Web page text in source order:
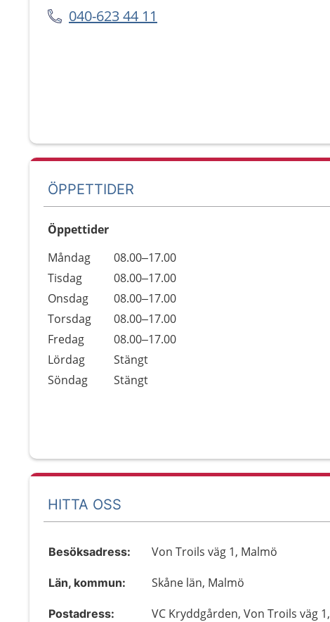
040-623 44 11
ÖPPETTIDER
Öppettider
Dag
Öppettider
Kommentarer
Måndag
08.00–17.00
Tisdag
08.00–17.00
Onsdag
08.00–17.00
Torsdag
08.00–17.00
Fredag
08.00–17.00
Lördag
Stängt
Söndag
Stängt
HITTA OSS
Besöksadress: Von Troils väg 1, Malmö
Län, kommun: Skåne län, Malmö
Postadress:
VC Kryddgården, Von Troils väg 1,